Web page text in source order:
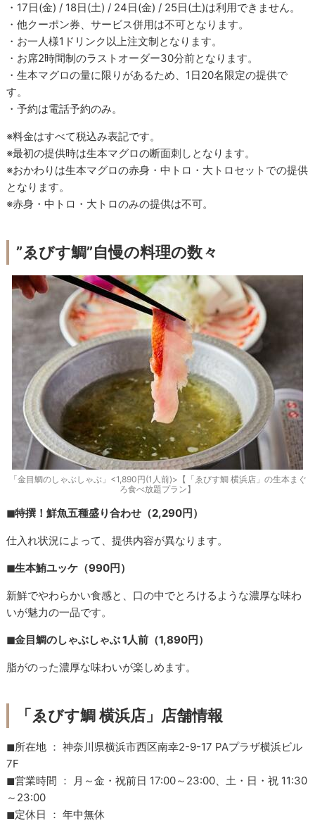
・17日(金) / 18日(土) / 24日(金) / 25日(土)は利用できません。
・他クーポン券、サービス併用は不可となります。
・お一人様1ドリンク以上注文制となります。
・お席2時間制のラストオーダー30分前となります。
・生本マグロの量に限りがあるため、1日20名限定の提供で
す。
・予約は電話予約のみ。
※料金はすべて税込み表記です。
※最初の提供時は生本マグロの断面刺しとなります。
※おかわりは生本マグロの赤身・中トロ・大トロセットでの提供
となります。
※赤身・中トロ・大トロのみの提供は不可。
”ゑびす鯛”自慢の料理の数々
「金目鯛のしゃぶしゃぶ」<1,890円(1人前)>【「ゑびす鯛 横浜店」の生本まぐ
ろ食べ放題プラン】
◼︎特撰！鮮魚五種盛り合わせ（2,290円）
仕入れ状況によって、提供内容が異なります。
◼︎生本鮪ユッケ（990円）
新鮮でやわらかい食感と、口の中でとろけるような濃厚な味わ
いが魅力の一品です。
◼︎金目鯛のしゃぶしゃぶ 1人前（1,890円）
脂がのった濃厚な味わいが楽しめます。
「ゑびす鯛 横浜店」店舗情報
◼︎所在地 ： 神奈川県横浜市西区南幸2-9-17 PAプラザ横浜ビル
7F
◼︎営業時間 ： 月～金・祝前日 17:00～23:00、土・日・祝 11:30
～23:00
◼︎定休日 ： 年中無休